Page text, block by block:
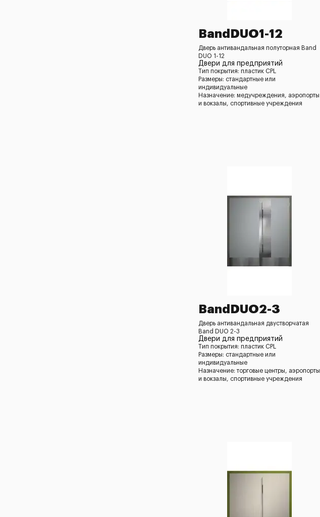
BandDUO1-12
Дверь антивандальная полуторная Band
DUO 1-12
Двери для предприятий
Тип покрытия: пластик CPL
Размеры: стандартные или
индивидуальные
Назначение: медучреждения, аэропорты
и вокзалы, спортивные учреждения
BandDUO2-3
Дверь антивандальная двустворчатая
Band DUO 2-3
Двери для предприятий
Тип покрытия: пластик CPL
Размеры: стандартные или
индивидуальные
Назначение: торговые центры, аэропорты
и вокзалы, спортивные учреждения